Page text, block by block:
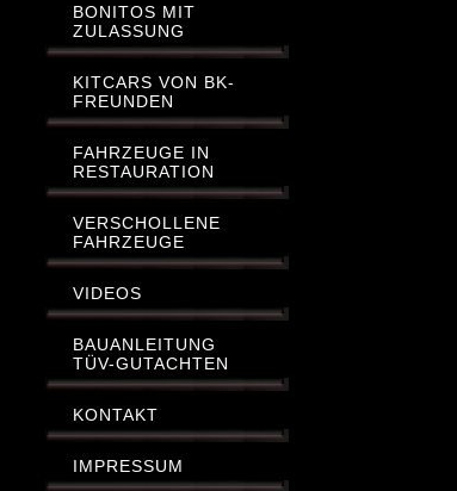
BONITOS MIT
ZULASSUNG
KITCARS VON BK-
FREUNDEN
FAHRZEUGE IN
RESTAURATION
VERSCHOLLENE
FAHRZEUGE
VIDEOS
BAUANLEITUNG
TÜV-GUTACHTEN
KONTAKT
IMPRESSUM